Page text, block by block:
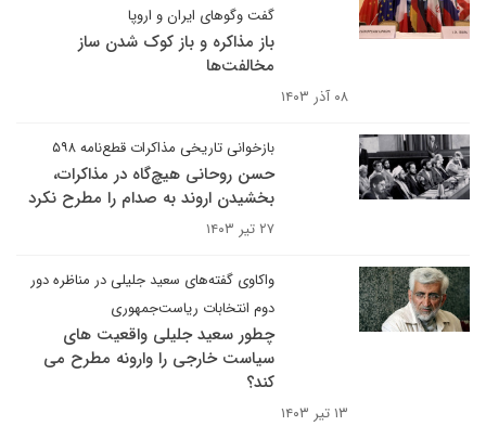
گفت وگوهای ایران و اروپا
باز مذاکره و باز کوک شدن ساز
مخالفت‌ها
۰۸ آذر ۱۴۰۳
بازخوانی تاریخی مذاکرات قطع‌نامه ۵۹۸
حسن روحانی هیچ‌گاه در مذاکرات،
بخشیدن اروند به صدام را مطرح نکرد
۲۷ تیر ۱۴۰۳
واکاوی گفته‌های سعید جلیلی در مناظره دور
دوم انتخابات ریاست‌جمهوری
چطور سعید جلیلی واقعیت های
سیاست خارجی را وارونه مطرح می
کند؟
۱۳ تیر ۱۴۰۳